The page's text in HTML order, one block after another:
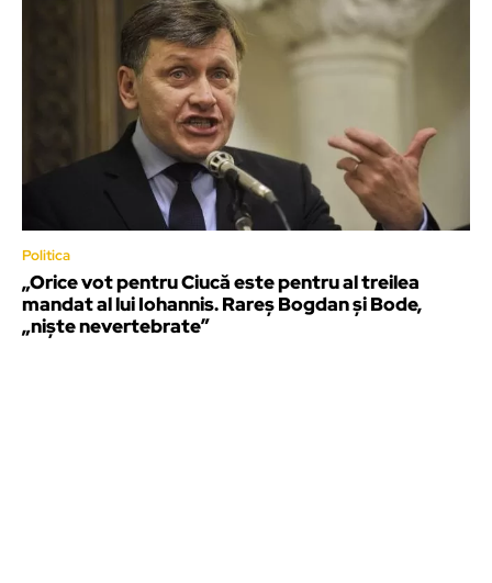
Politica
„Orice vot pentru Ciucă este pentru al treilea
mandat al lui Iohannis. Rareș Bogdan și Bode,
„niște nevertebrate”